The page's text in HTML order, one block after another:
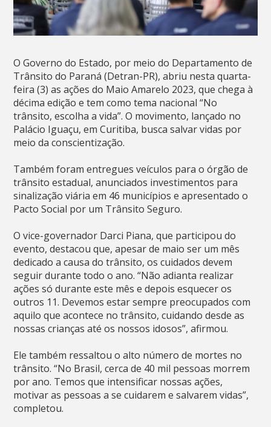
O Governo do Estado, por meio do Departamento de
Trânsito do Paraná (Detran-PR), abriu nesta quarta-
feira (3) as ações do Maio Amarelo 2023, que chega à
décima edição e tem como tema nacional “No
trânsito, escolha a vida”. O movimento, lançado no
Palácio Iguaçu, em Curitiba, busca salvar vidas por
meio da conscientização.
Também foram entregues veículos para o órgão de
trânsito estadual, anunciados investimentos para
sinalização viária em 46 municípios e apresentado o
Pacto Social por um Trânsito Seguro.
O vice-governador Darci Piana, que participou do
evento, destacou que, apesar de maio ser um mês
dedicado a causa do trânsito, os cuidados devem
seguir durante todo o ano. “Não adianta realizar
ações só durante este mês e depois esquecer os
outros 11. Devemos estar sempre preocupados com
aquilo que acontece no trânsito, cuidando desde as
nossas crianças até os nossos idosos”, afirmou.
Ele também ressaltou o alto número de mortes no
trânsito. “No Brasil, cerca de 40 mil pessoas morrem
por ano. Temos que intensificar nossas ações,
motivar as pessoas a se cuidarem e salvarem vidas”,
completou.